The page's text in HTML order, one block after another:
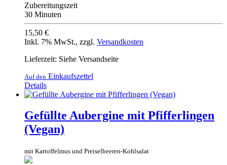
Zubereitungszeit
30 Minuten
15,50 €
Inkl. 7% MwSt., zzgl. Versandkosten
Lieferzeit: Siehe Versandseite
Auf den Einkaufszettel
Details
Gefüllte Aubergine mit Pfifferlingen
(Vegan)
mit Kartoffelmus und Preiselbeeren-Kohlsalat